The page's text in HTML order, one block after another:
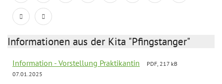
Informationen aus der Kita "Pfingstanger"
Information - Vorstellung Praktikantin
PDF, 217 kB
07.01.2025